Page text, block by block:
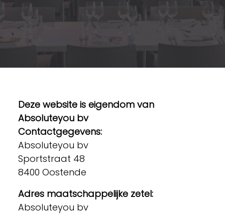
Deze website is eigendom van
Absoluteyou bv
Contactgegevens:
Absoluteyou bv
Sportstraat 48
8400 Oostende
Adres maatschappelijke zetel:
Absoluteyou bv